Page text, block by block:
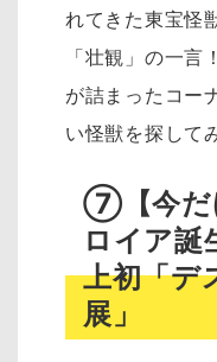
れてきた東宝怪
「壮観」の一言
が詰まったコー
い怪獣を探して
⑦【今だ
ロイア誕
上初「デ
展」